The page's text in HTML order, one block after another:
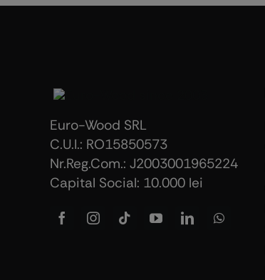
Euro-Wood SRL
C.U.I.: RO15850573
Nr.Reg.Com.: J2003001965224
Capital Social: 10.000 lei